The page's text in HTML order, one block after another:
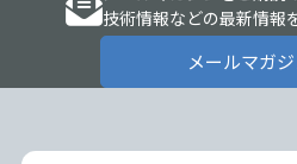
技術情報などの最新情報
メールマガ